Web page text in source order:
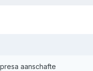
aanschafte